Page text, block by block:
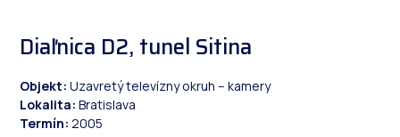
Diaľnica D2, tunel Sitina
Objekt: Uzavretý televízny okruh – kamery
Lokalita: Bratislava
Termín: 2005